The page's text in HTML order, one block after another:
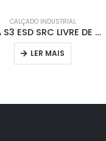
CALÇADO INDUSTRIAL
BOTA S3 ESD SRC LIVRE DE METAL 707005K
LER MAIS